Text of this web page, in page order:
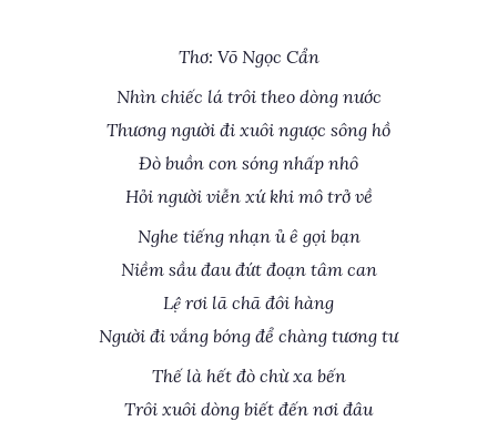
Thơ: Võ Ngọc Cẩn
Nhìn chiếc lá trôi theo dòng nước
Thương người đi xuôi ngược sông hồ
Đò buồn con sóng nhấp nhô
Hỏi người viễn xứ khi mô trở về
Nghe tiếng nhạn ủ ê gọi bạn
Niềm sầu đau đứt đoạn tâm can
Lệ rơi lã chã đôi hàng
Người đi vắng bóng để chàng tương tư
Thế là hết đò chừ xa bến
Trôi xuôi dòng biết đến nơi đâu